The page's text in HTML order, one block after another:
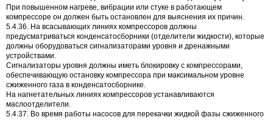
При повышенном нагреве, вибрации или стуке в работающем
компрессоре он должен быть остановлен для выяснения их причин.
5.4.36. На всасывающих линиях компрессоров должны
предусматриваться конденсатосборники (отделители жидкости), которые
должны оборудоваться сигнализаторами уровня и дренажными
устройствами.
Сигнализаторы уровня должны иметь блокировку с компрессорами,
обеспечивающую остановку компрессора при максимальном уровне
сжиженного газа в конденсатосборнике.
На нагнетательных линиях компрессоров устанавливаются
маслоотделители.
5.4.37. Во время работы насосов для перекачки жидкой фазы сжиженного